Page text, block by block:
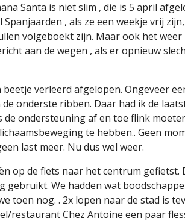
Santa is niet slim , die is 5 april
, als ze een weekje vrij
volgeboekt zijn. Maar ook het weer
aan de wegen , als er opnieuw
beetje verleerd afgelopen. Ongeveer
onderste ribben. Daar had ik de
ondersteuning af en toe flink
te hebben.. Geen
last meer. Nu dus wel weer.
op de fiets naar het centrum
gebruikt. We hadden wat
toen nog. . 2x lopen naar de stad is
restaurant Chez Antoine een paar